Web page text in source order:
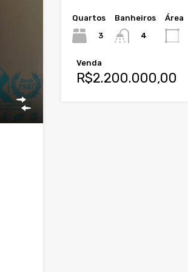
Quartos
3
Banheiros
4
Área
Venda
R$2.200.000,00